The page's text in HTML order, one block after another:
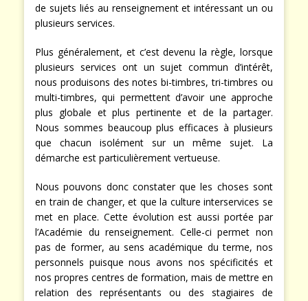
de sujets liés au renseignement et intéressant un ou
plusieurs services.
Plus généralement, et c’est devenu la règle, lorsque
plusieurs services ont un sujet commun d’intérêt,
nous produisons des notes bi-timbres, tri-timbres ou
multi-timbres, qui permettent d’avoir une approche
plus globale et plus pertinente et de la partager.
Nous sommes beaucoup plus efficaces à plusieurs
que chacun isolément sur un même sujet. La
démarche est particulièrement vertueuse.
Nous pouvons donc constater que les choses sont
en train de changer, et que la culture interservices se
met en place. Cette évolution est aussi portée par
l’Académie du renseignement. Celle-ci permet non
pas de former, au sens académique du terme, nos
personnels puisque nous avons nos spécificités et
nos propres centres de formation, mais de mettre en
relation des représentants ou des stagiaires de